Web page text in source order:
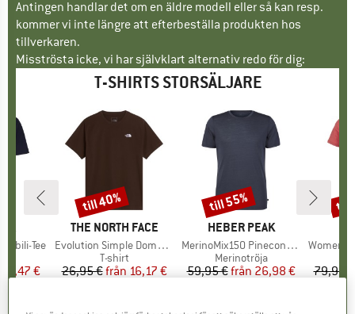
Antingen handlar det om en äldre modell eller så kan resp.
kommer vi inte längre att efterbeställa produkten hos
tillverkaren.
Misströsta icke, vi har självklart alternativ redo för dig:
T-SHIRTS STORSÄLJARE
Tee
pris
31,47 €
VARUMÄRKE
THE NORTH FACE
Produkter
Evolution Simple Dome Short Sleeve
Produktgrupp
T-shirt
Pris
26,95 € Reducerat pris
från 16,17 €
Rabatt
till 40%
VARUMÄRKE
HEBER PEAK
Produkter
MerinoMix150 PineconeHe. II T-Shirt
Produktgrupp
Merinotröja
Pris
59,95 € Reducerat pris
från 26,98 €
Rabatt
till 55%
Produkter
Women's Merino155
79,95 €
till